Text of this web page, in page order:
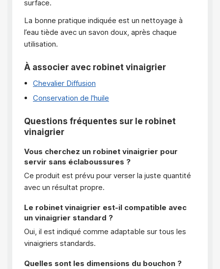
surface.
La bonne pratique indiquée est un nettoyage à
l’eau tiède avec un savon doux, après chaque
utilisation.
À associer avec robinet vinaigrier
Chevalier Diffusion
Conservation de l'huile
Questions fréquentes sur le robinet
vinaigrier
Vous cherchez un robinet vinaigrier pour
servir sans éclaboussures ?
Ce produit est prévu pour verser la juste quantité
avec un résultat propre.
Le robinet vinaigrier est-il compatible avec
un vinaigrier standard ?
Oui, il est indiqué comme adaptable sur tous les
vinaigriers standards.
Quelles sont les dimensions du bouchon ?